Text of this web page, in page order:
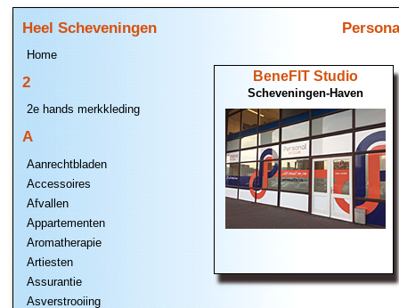
Heel Scheveningen
Home
2
2e hands merkkleding
A
Aanrechtbladen
Accessoires
Afvallen
Appartementen
Aromatherapie
Artiesten
Assurantie
Asverstrooiing
BeneFIT Studio
Scheveningen-Haven